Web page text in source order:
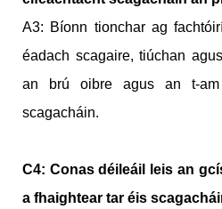
A3: Bíonn tionchar ag
éadach scagaire, tiúchan
an brú oibre agus an t-am
scagacháin.
C4: Conas déileáil leis an
a fhaightear tar éis